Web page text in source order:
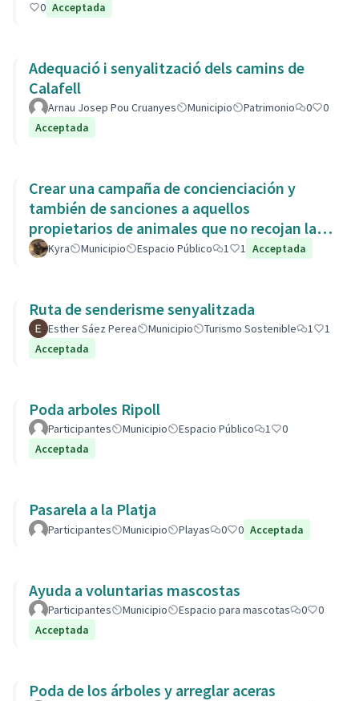
0 Acceptada
Adequació i senyalització dels camins de
Calafell
Arnau Josep Pou Cruanyes Municipio Patrimonio 0
0
Acceptada
Crear una campaña de concienciación y
también de sanciones a aquellos
propietarios de animales que no recojan las
heces de las aceras. Es responsabili
Kyra Municipio Espacio Público 1 1 Acceptada
Ruta de senderisme senyalitzada
Esther Sáez Perea Municipio Turismo Sostenible 1
1
Acceptada
Poda arboles Ripoll
Participantes Municipio Espacio Público 1
0
Acceptada
Pasarela a la Platja
Participantes Municipio Playas 0 0 Acceptada
Ayuda a voluntarias mascostas
Participantes Municipio Espacio para mascotas 0
0
Acceptada
Poda de los árboles y arreglar aceras